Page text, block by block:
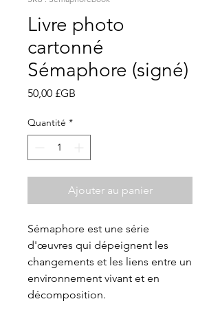
Livre photo
cartonné
Sémaphore (signé)
50,00 £GB
Quantité *
Ajouter au panier
Sémaphore est une série
d'œuvres qui dépeignent les
changements et les liens entre un
environnement vivant et en
décomposition.